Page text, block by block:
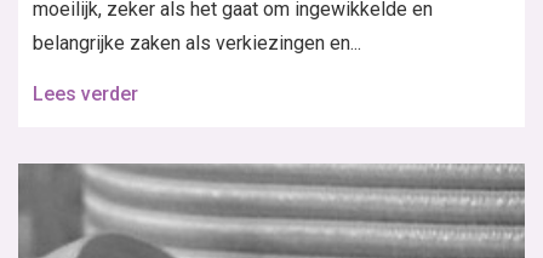
moeilijk, zeker als het gaat om ingewikkelde en
belangrijke zaken als verkiezingen en...
Lees verder